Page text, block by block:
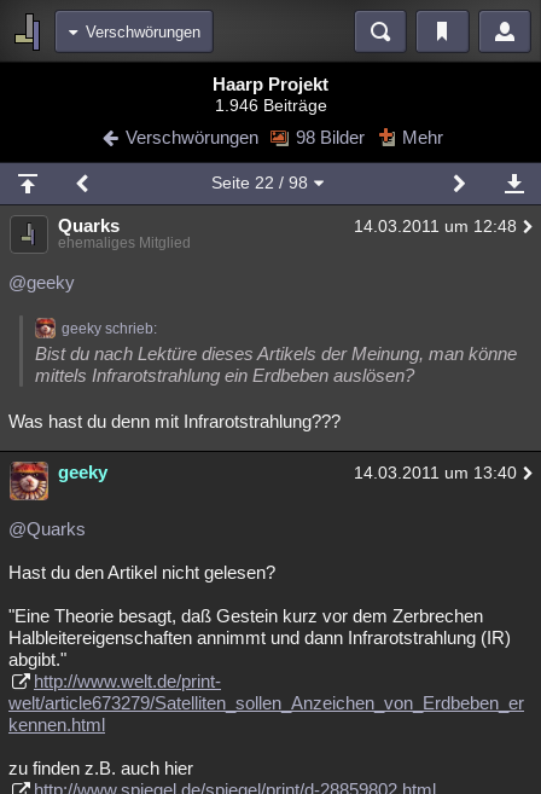
Verschwörungen
Blogs Videos
Chat Wiki Neuigkeiten
meine Rubriken
Menschen Mystery Kriminalfälle
Spiritualität
Natur Umfragen
weitere Rubriken
Astronomie Helpdesk Gruppen Gaming Filme
Musik
Übersichten
Besucht Teilgenommen Alle
Lesenswert Schlüsselwörter
Haarp Projekt
1.946 Beiträge
Verschwörungen 98 Bilder Mehr
Seite 22 / 98
Quarks 14.03.2011 um 12:48
ehemaliges Mitglied
@geeky
geeky schrieb:
Bist du nach Lektüre dieses Artikels der Meinung, man könne
mittels Infrarotstrahlung ein Erdbeben auslösen?
Was hast du denn mit Infrarotstrahlung???
geeky 14.03.2011 um 13:40
@Quarks
Hast du den Artikel nicht gelesen?
"Eine Theorie besagt, daß Gestein kurz vor dem Zerbrechen
Halbleitereigenschaften annimmt und dann Infrarotstrahlung (IR)
abgibt."
http://www.welt.de/print-
welt/article673279/Satelliten_sollen_Anzeichen_von_Erdbeben_er
kennen.html
zu finden z.B. auch hier
http://www.spiegel.de/spiegel/print/d-28859802.html